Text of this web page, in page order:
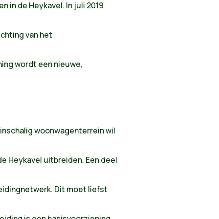
in de Heykavel. In juli 2019
van het
wordt een nieuwe,
woonwagenterrein wil
Heykavel uitbreiden. Een deel
Dit moet liefst